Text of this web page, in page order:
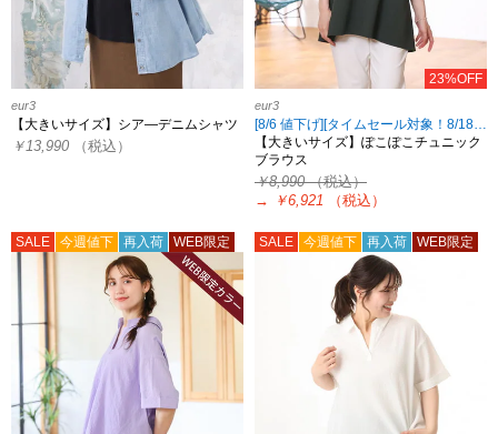
eur3
【大きいサイズ】シア―デニムシャツ
￥13,990 （税込）
23%OFF
eur3
[8/6 値下げ][タイムセール対象！8/18 8:59まで]
【大きいサイズ】ぽこぽこチュニック
ブラウス
￥8,990（税込）
→
￥6,921 （税込）
SALE 今週値下 再入荷 WEB限定 SALE 今週値下 再入荷 WEB限定